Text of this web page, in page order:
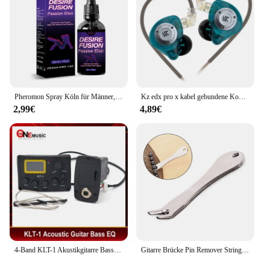
2,99€
Kz edx pro x kabel gebundene Kopfhörer Hifi Stereo Bass Musik Ohrhörer in Ohr Sport Kopfhörer Geräusch unterdrückung Gaming Headset
4,89€
Gitarre Brücke Pin Remover String Nail Peg Puller Werkzeug Chrom Metall Akustische Folk Bass Ziehen Brücke Praktische Extractor Zubehör